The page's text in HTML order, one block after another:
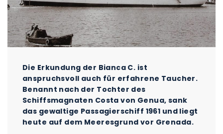
Die Erkundung der Bianca C. ist
anspruchsvoll auch für erfahrene Taucher.
Benannt nach der Tochter des
Schiffsmagnaten Costa von Genua, sank
das gewaltige Passagierschiff 1961 und liegt
heute auf dem Meeresgrund vor Grenada.